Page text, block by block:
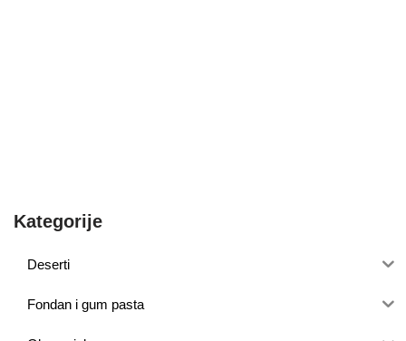
Kategorije
Deserti
Fondan i gum pasta